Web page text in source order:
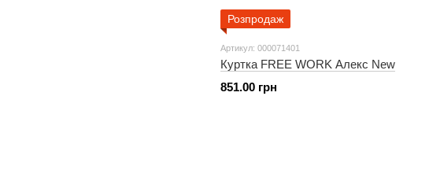
Розпродаж
Артикул: 000071401
Куртка FREE WORK Алекс New
851.00 грн